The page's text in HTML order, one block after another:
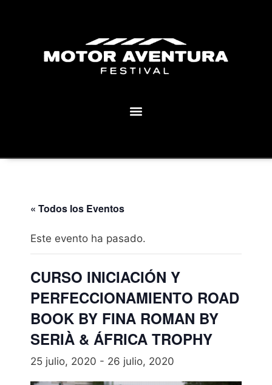
« Todos los Eventos
Este evento ha pasado.
CURSO INICIACIÓN Y
PERFECCIONAMIENTO ROAD
BOOK BY FINA ROMAN BY
SERIÀ & ÁFRICA TROPHY
25 julio, 2020 - 26 julio, 2020